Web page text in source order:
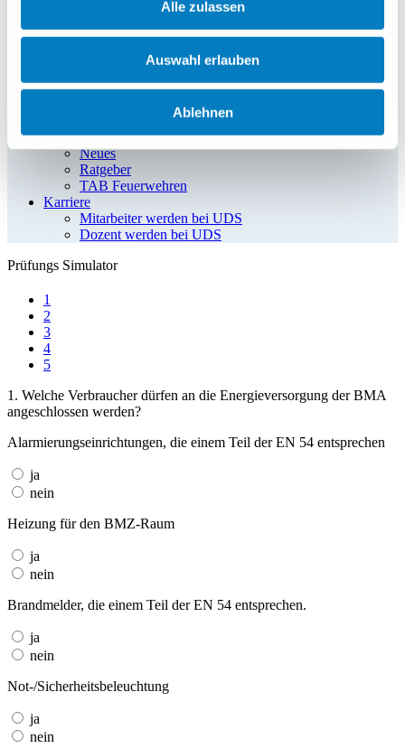
Alle zulassen
Auswahl erlauben
Ablehnen
DIN 14675 für Planer und Errichter
ISO 9001
InHouse Schulung
Prüfungssimulation BMA
Prüfungssimulation SAA
Prüfungsfragenkatalog BMA
Prüfungsfragenkatalog SAA
Neues
Ratgeber
TAB Feuerwehren
Karriere
Mitarbeiter werden bei UDS
Dozent werden bei UDS
Prüfungs Simulator
1
2
3
4
5
1. Welche Verbraucher dürfen an die Energieversorgung der BMA
angeschlossen werden?
Alarmierungseinrichtungen, die einem Teil der EN 54 entsprechen
ja
nein
Heizung für den BMZ-Raum
ja
nein
Brandmelder, die einem Teil der EN 54 entsprechen.
ja
nein
Not-/Sicherheitsbeleuchtung
ja
nein